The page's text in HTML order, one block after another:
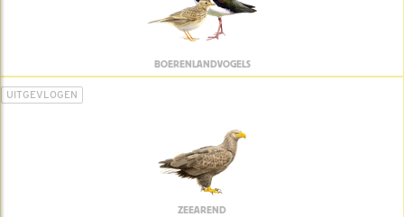
BOERENLANDVOGELS
UITGEVLOGEN
ZEEAREND